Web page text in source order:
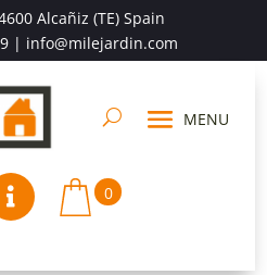
Alcañiz (TE) Spain
| info@milejardin.com
 0